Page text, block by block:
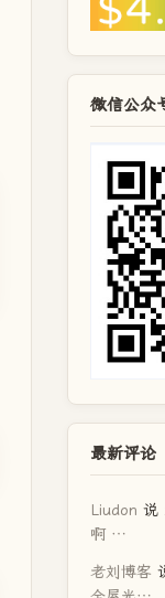
微信公众
最新评论
Liudon 说
啊 …
老刘博客